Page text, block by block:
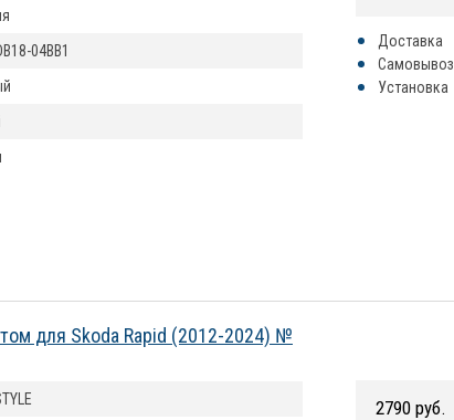
Доставка
Самовывоз
Установка
04BB1
для Skoda Rapid (2012-2024) №
2790 руб.